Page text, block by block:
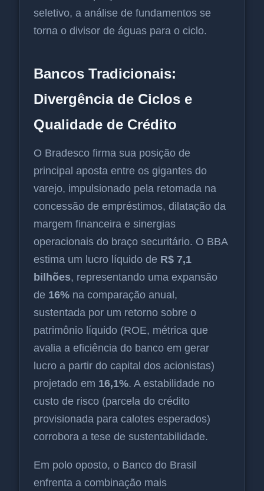
seletivo, a análise de fundamentos se
torna o divisor de águas para o ciclo.
Bancos Tradicionais:
Divergência de Ciclos e
Qualidade de Crédito
O Bradesco firma sua posição de
principal aposta entre os gigantes do
varejo, impulsionado pela retomada na
concessão de empréstimos, dilatação da
margem financeira e sinergias
operacionais do braço securitário. O BBA
estima um lucro líquido de R$ 7,1
bilhões, representando uma expansão
de 16% na comparação anual,
sustentada por um retorno sobre o
patrimônio líquido (ROE, métrica que
avalia a eficiência do banco em gerar
lucro a partir do capital dos acionistas)
projetado em 16,1%. A estabilidade no
custo de risco (parcela do crédito
provisionada para calotes esperados)
corrobora a tese de sustentabilidade.
Em polo oposto, o Banco do Brasil
enfrenta a combinação mais